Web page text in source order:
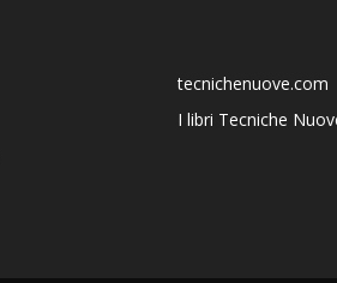
tecnichenuove.com
I libri Tecniche